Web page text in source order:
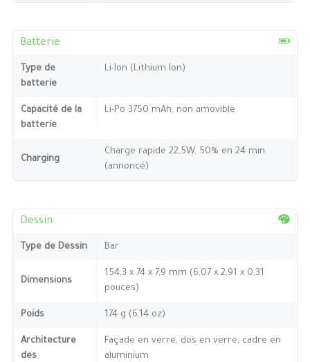
Batterie
Type de
batterie
Li-Ion (Lithium Ion)
Capacité de la
batterie
Li-Po 3750 mAh, non amovible
Charging
Charge rapide 22,5W, 50% en 24 min
(annoncé)
Dessin
Type de Dessin Bar
Dimensions
154,3 x 74 x 7,9 mm (6,07 x 2,91 x 0,31
pouces)
Poids 174 g (6.14 oz)
Architecture
des
Façade en verre, dos en verre, cadre en
aluminium